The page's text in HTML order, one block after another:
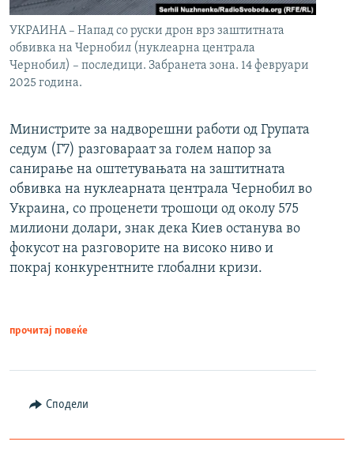
УКРАИНА – Напад со руски дрон врз заштитната
обвивка на Чернобил (нуклеарна централа
Чернобил) – последици. Забранета зона. 14 февруари
2025 година.
Министрите за надворешни работи од Групата
седум (Г7) разговараат за голем напор за
санирање на оштетувањата на заштитната
обвивка на нуклеарната централа Чернобил во
Украина, со проценети трошоци од околу 575
милиони долари, знак дека Киев останува во
фокусот на разговорите на високо ниво и
покрај конкурентните глобални кризи.
прочитај повеќе
Сподели